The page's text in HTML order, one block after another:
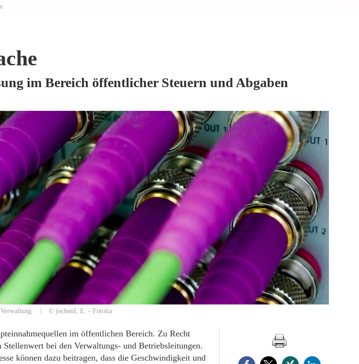
im Bereich öffentlicher Steuern und Abgaben
Verwaltung. | © jochenL.E. - Fotolia
im öffentlichen Bereich. Zu Recht
Stellenwert bei den Verwaltungs- und Betriebsleitungen.
können dazu beitragen, dass die Geschwindigkeit und